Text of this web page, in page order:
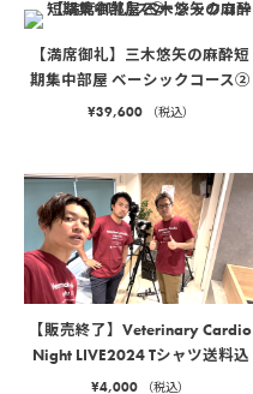
【満席御礼】三木悠矢の麻酔短
期集中部屋 ベーシックコース②
¥39,600 （税込）
【販売終了】Veterinary Cardio
Night LIVE2024 Tシャツ送料込
¥4,000 （税込）